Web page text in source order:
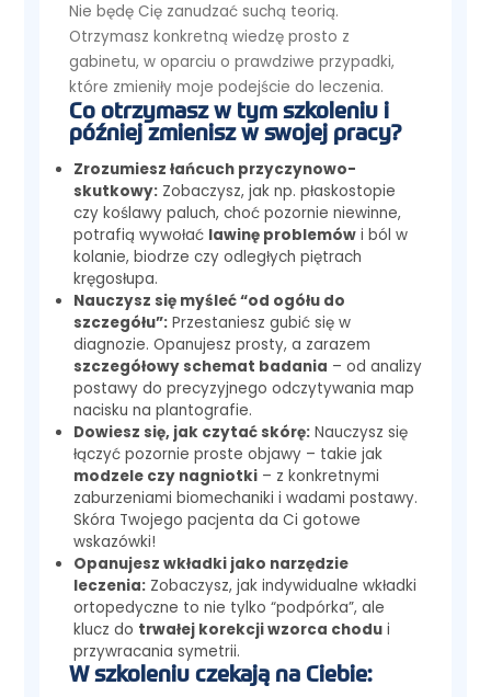
Nie będę Cię zanudzać suchą teorią.
Otrzymasz konkretną wiedzę prosto z
gabinetu, w oparciu o prawdziwe przypadki,
które zmieniły moje podejście do leczenia.
Co otrzymasz w tym szkoleniu i
później zmienisz w swojej pracy?
Zrozumiesz łańcuch przyczynowo-
skutkowy: Zobaczysz, jak np. płaskostopie
czy koślawy paluch, choć pozornie niewinne,
potrafią wywołać lawinę problemów i ból w
kolanie, biodrze czy odległych piętrach
kręgosłupa.
Nauczysz się myśleć “od ogółu do
szczegółu”: Przestaniesz gubić się w
diagnozie. Opanujesz prosty, a zarazem
szczegółowy schemat badania – od analizy
postawy do precyzyjnego odczytywania map
nacisku na plantografie.
Dowiesz się, jak czytać skórę: Nauczysz się
łączyć pozornie proste objawy – takie jak
modzele czy nagniotki – z konkretnymi
zaburzeniami biomechaniki i wadami postawy.
Skóra Twojego pacjenta da Ci gotowe
wskazówki!
Opanujesz wkładki jako narzędzie
leczenia: Zobaczysz, jak indywidualne wkładki
ortopedyczne to nie tylko “podpórka”, ale
klucz do trwałej korekcji wzorca chodu i
przywracania symetrii.
W szkoleniu czekają na Ciebie: